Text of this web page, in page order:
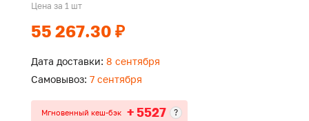
Цена за 1 шт
55 267.30 ₽
Дата доставки: 8 сентября
Самовывоз: 7 сентября
Мгновенный кеш-бэк + 5527 ?